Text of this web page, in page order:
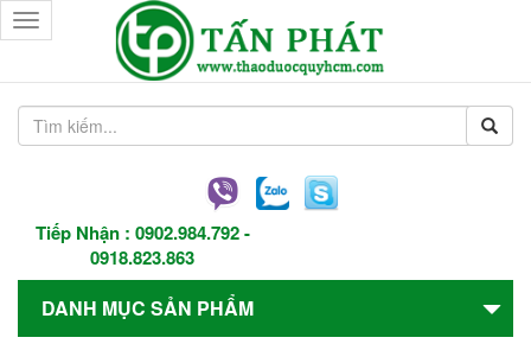
Tiếp Nhận : 0902.984.792-
0918.823.863
Toggle
navigation
DANH MỤC SẢN PHẨM